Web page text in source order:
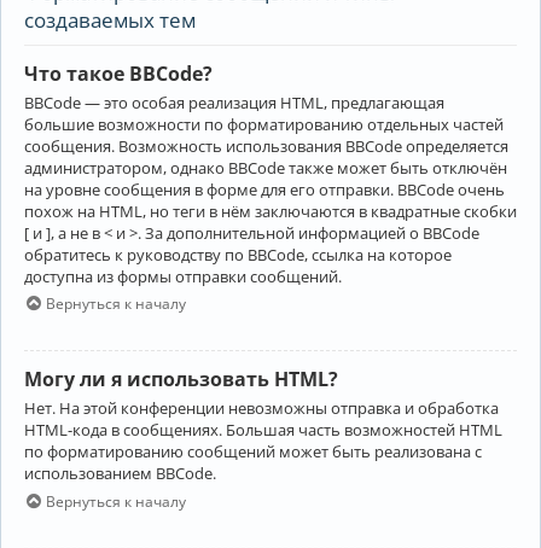
создаваемых тем
Что такое BBCode?
BBCode — это особая реализация HTML, предлагающая
большие возможности по форматированию отдельных частей
сообщения. Возможность использования BBCode определяется
администратором, однако BBCode также может быть отключён
на уровне сообщения в форме для его отправки. BBCode очень
похож на HTML, но теги в нём заключаются в квадратные скобки
[ и ], а не в < и >. За дополнительной информацией о BBCode
обратитесь к руководству по BBCode, ссылка на которое
доступна из формы отправки сообщений.
Вернуться к началу
Могу ли я использовать HTML?
Нет. На этой конференции невозможны отправка и обработка
HTML-кода в сообщениях. Большая часть возможностей HTML
по форматированию сообщений может быть реализована с
использованием BBCode.
Вернуться к началу